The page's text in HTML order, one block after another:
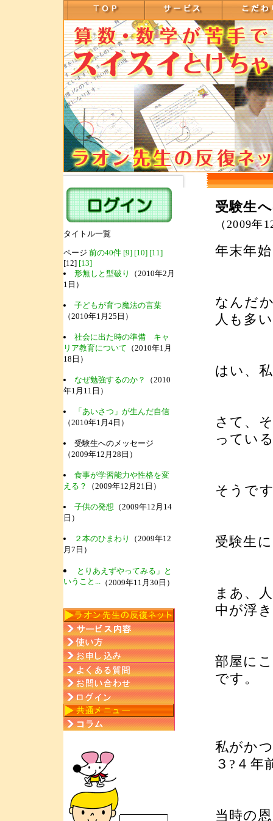
タイトル一覧
ページ 前の40件 [9] [10] [11]
[12] [13]
形無しと型破り
（2010年2月
1日）
子どもが育つ魔法の言葉
（2010年1月25日）
社会に出た時の準備 キャ
リア教育について （2010年1月
18日）
なぜ勉強するのか？
（2010
年1月11日）
「あいさつ」が生んだ自信
（2010年1月4日）
受験生へのメッセージ
（2009年12月28日）
食事が学習能力や性格を変
える？
（2009年12月21日）
子供の発想 （2009年12月14
日）
２本のひまわり
（2009年12
月7日）
とりあえずやってみる」と
いうこと...（2009年11月30日）
受験生
（2009年
年末年
なんだ
人も多
はい、
さて、
ってい
そうで
受験生
まあ、
中が浮
部屋に
です。
私がか
３?４年
当時の